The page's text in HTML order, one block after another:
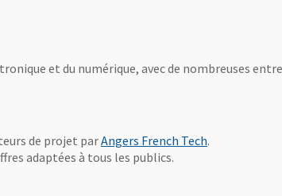
fenêtre
et du numérique, avec de nombreuses
de projet parAngers French Tech, Ouvre une
.
fenêtre
adaptées à tous les publics.